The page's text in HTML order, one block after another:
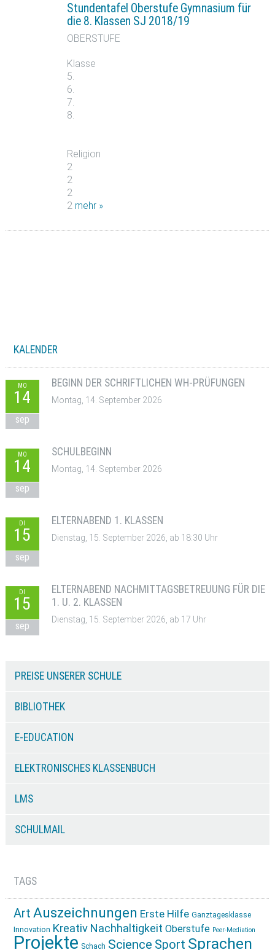
Stundentafel Oberstufe Gymnasium für
die 8. Klassen SJ 2018/19
OBERSTUFE
Klasse
5.
6.
7.
8.
Religion
2
2
2
2 mehr »
KALENDER
MO
14
sep
BEGINN DER SCHRIFTLICHEN WH-PRÜFUNGEN
Montag, 14. September 2026
MO
14
sep
SCHULBEGINN
Montag, 14. September 2026
DI
15
sep
ELTERNABEND 1. KLASSEN
Dienstag, 15. September 2026, ab 18:30 Uhr
DI
15
sep
ELTERNABEND NACHMITTAGSBETREUUNG FÜR DIE
1. U. 2. KLASSEN
Dienstag, 15. September 2026, ab 17 Uhr
PREISE UNSERER SCHULE
BIBLIOTHEK
E-EDUCATION
ELEKTRONISCHES KLASSENBUCH
LMS
SCHULMAIL
TAGS
Art Auszeichnungen Erste Hilfe Ganztagesklasse
Innovation Kreativ Nachhaltigkeit Oberstufe Peer-Mediation
Projekte Schach Science Sport Sprachen